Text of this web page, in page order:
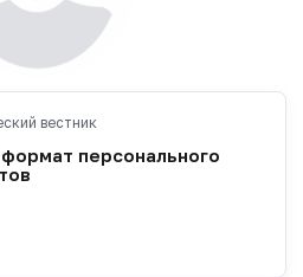
вестник
персонального